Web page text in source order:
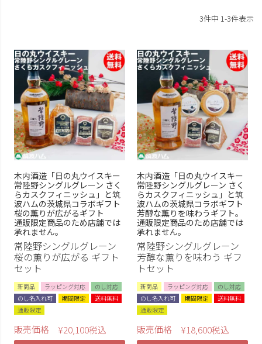
3件中 1-3件表示
木内酒造「日の丸ウイスキー
常陸野シングルグレーン さく
らカスクフィニッシュ」と筑
波ハムの茨城県コラボギフト
桜の薫りが広がるギフト
通販限定商品のため店舗では
承れません。
常陸野シングルグレーン
桜の薫りが広がる ギフト
セット
新商品 ラッピング対応
のし対応
のし名入れ可
期間限定
送料無料
通販限定
販売価格 ¥20,100税込
木内酒造「日の丸ウイスキー
常陸野シングルグレーン さく
らカスクフィニッシュ」と筑
波ハムの茨城県コラボギフト
芳醇な薫りを味わうギフト。
通販限定商品のため店舗では
承れません。
常陸野シングルグレーン
芳醇な薫りを味わう ギフ
トセット
新商品 ラッピング対応
のし対応
のし名入れ可
期間限定
送料無料
通販限定
販売価格 ¥18,600税込